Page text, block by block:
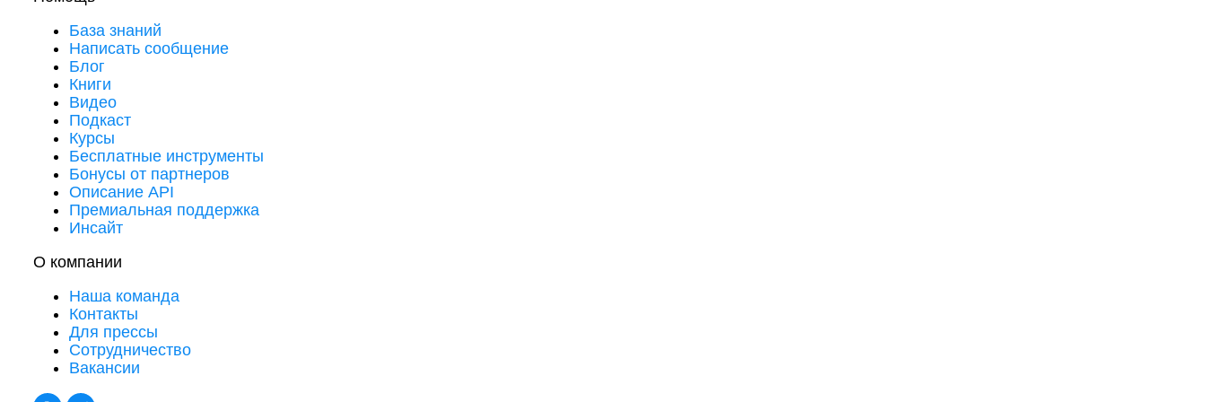
База знаний
Написать сообщение
Блог
Книги
Видео
Подкаст
Курсы
Бесплатные инструменты
Бонусы от партнеров
Описание API
Премиальная поддержка
Инсайт
О компании
Наша команда
Контакты
Для прессы
Сотрудничество
Вакансии